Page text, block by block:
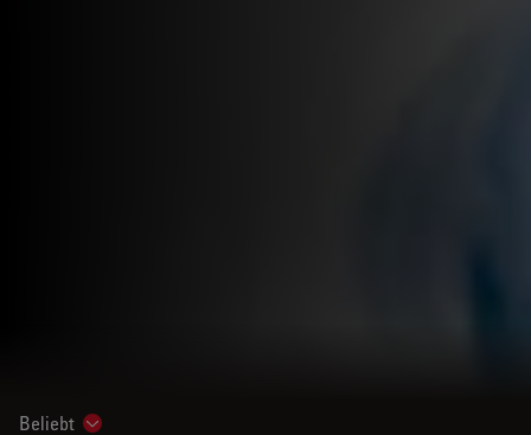
Beliebt Show subnavigation